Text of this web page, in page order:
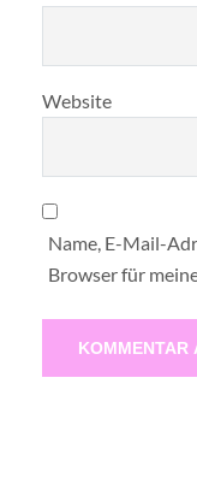
Website
Name, E-Mail-
Browser für